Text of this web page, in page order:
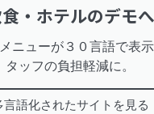
・ホテルのデモへ
ニューが３０言語で表
タッフの負担軽減に。
言語化されたサイトを見る